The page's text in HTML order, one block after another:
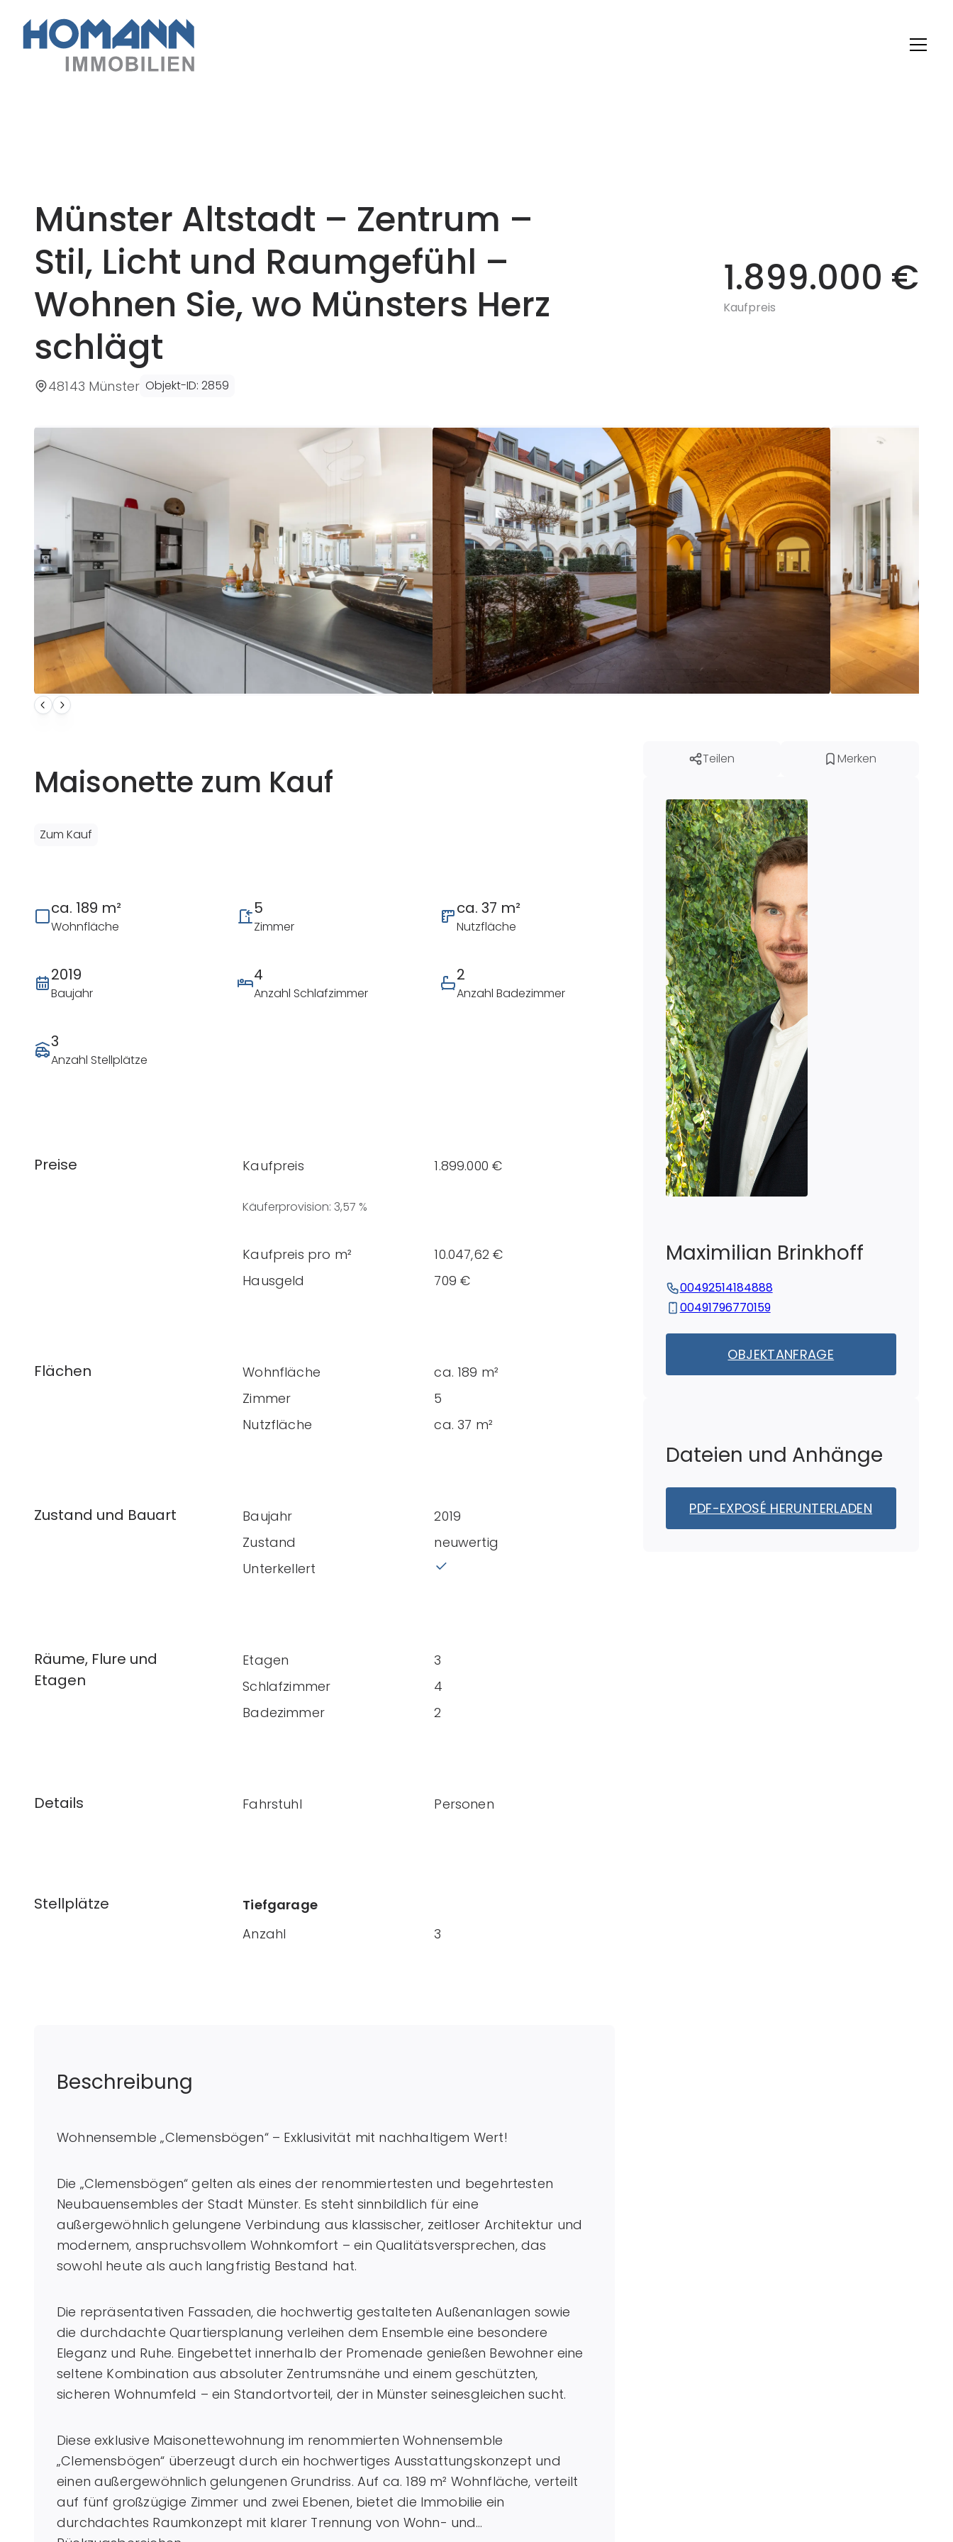
Münster Altstadt – Zentrum –
Stil, Licht und Raumgefühl –
Wohnen Sie, wo Münsters Herz
schlägt
48143 Münster Objekt-ID:2859
1.899.000 €
Kaufpreis
Maisonette zum Kauf
Zum Kauf
ca. 189 m²
Wohnfläche
5
Zimmer
ca. 37 m²
Nutzfläche
2019
Baujahr
4
Anzahl Schlafzimmer
2
Anzahl Badezimmer
3
Anzahl Stellplätze
Preise Kaufpreis 1.899.000 €
Käuferprovision: 3,57 %
Kaufpreis pro m²
10.047,62 €
Hausgeld
709 €
Flächen Wohnfläche
ca. 189 m²
Zimmer
5
Nutzfläche
ca. 37 m²
Zustand und Bauart Baujahr
2019
Zustand
neuwertig
Unterkellert
Räume, Flure und
Etagen
Etagen
3
Schlafzimmer
4
Badezimmer
2
Details Fahrstuhl Personen
Stellplätze
Tiefgarage
Anzahl
3
Beschreibung
Wohnensemble „Clemensbögen“ – Exklusivität mit nachhaltigem Wert!
Die „Clemensbögen“ gelten als eines der renommiertesten und begehrtesten
Neubauensembles der Stadt Münster. Es steht sinnbildlich für eine
außergewöhnlich gelungene Verbindung aus klassischer, zeitloser Architektur und
modernem, anspruchsvollem Wohnkomfort – ein Qualitätsversprechen, das
sowohl heute als auch langfristig Bestand hat.
Die repräsentativen Fassaden, die hochwertig gestalteten Außenanlagen sowie
die durchdachte Quartiersplanung verleihen dem Ensemble eine besondere
Eleganz und Ruhe. Eingebettet innerhalb der Promenade genießen Bewohner eine
seltene Kombination aus absoluter Zentrumsnähe und einem geschützten,
sicheren Wohnumfeld – ein Standortvorteil, der in Münster seinesgleichen sucht.
Diese exklusive Maisonettewohnung im renommierten Wohnensemble
„Clemensbögen“ überzeugt durch ein hochwertiges Ausstattungskonzept und
einen außergewöhnlich gelungenen Grundriss. Auf ca. 189 m² Wohnfläche, verteilt
auf fünf großzügige Zimmer und zwei Ebenen, bietet die Immobilie ein
durchdachtes Raumkonzept mit klarer Trennung von Wohn- und
Teilen Merken
Maximilian Brinkhoff
00492514184888
00491796770159
OBJEKTANFRAGE
Dateien und Anhänge
PDF-EXPOSÉ HERUNTERLADEN